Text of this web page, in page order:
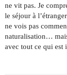
ne vit pas. Je
le séjour à
ne vois pas
naturalisation…
avec tout ce qui est